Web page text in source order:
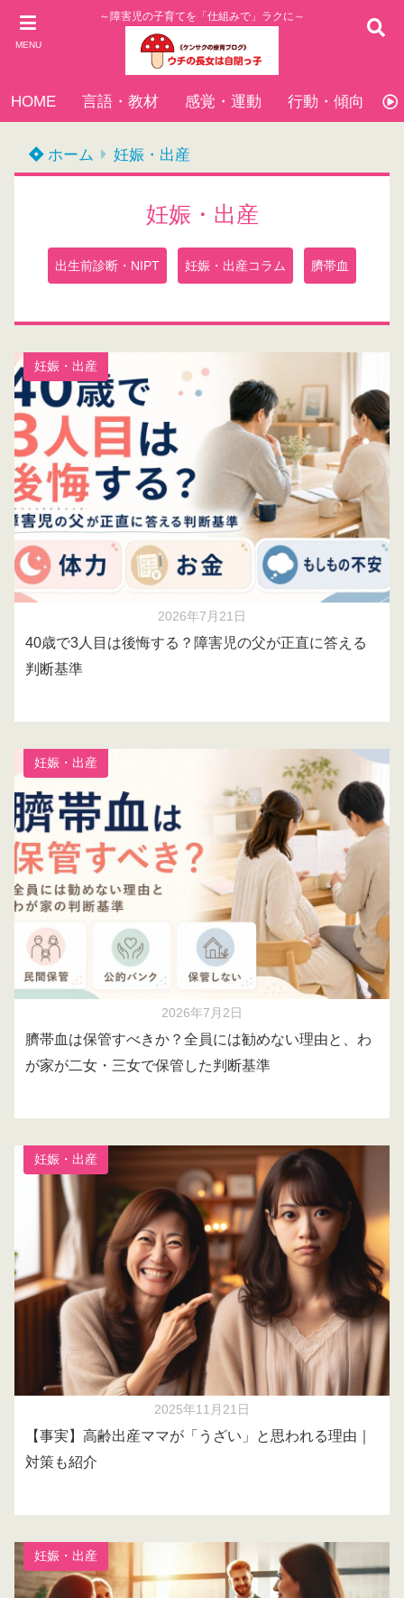
MENU
～障害児の子育てを「仕組みで」ラクに～
HOME 言語・教材 感覚・運動 行動・傾向
ホーム 妊娠・出産
妊娠・出産
出生前診断・NIPT 妊娠・出産コラム 臍帯血
妊娠・出産
2026年7月21日
40歳で3人目は後悔する？障害児の父が正直に答える
判断基準
妊娠・出産
2026年7月2日
臍帯血は保管すべきか？全員には勧めない理由と、わ
が家が二女・三女で保管した判断基準
妊娠・出産
2025年11月21日
【事実】高齢出産ママが「うざい」と思われる理由｜
対策も紹介
妊娠・出産